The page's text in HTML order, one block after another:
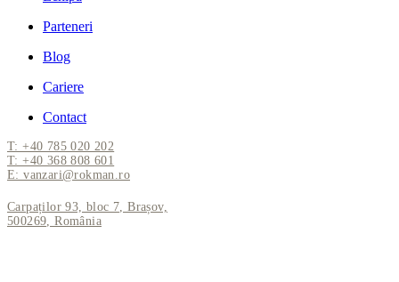
Parteneri
Blog
Cariere
Contact
T: +40 785 020 202
T: +40 368 808 601
E: vanzari@rokman.ro
Carpaților 93, bloc 7, Brașov,
500269, România